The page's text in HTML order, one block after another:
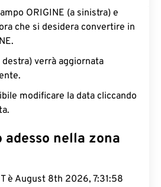
ORIGINE (a sinistra) e
che si desidera convertire in
destra) verrà aggiornata
modificare la data cliccando
adesso nella zona
è August 8th 2026, 7:31:59